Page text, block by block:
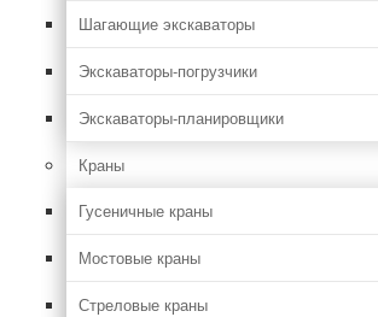
Шагающие экскаваторы
Экскаваторы-погрузчики
Экскаваторы-планировщики
Краны
Гусеничные краны
Мостовые краны
Стреловые краны